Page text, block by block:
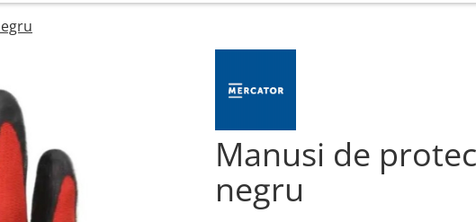
Manusi de
negru